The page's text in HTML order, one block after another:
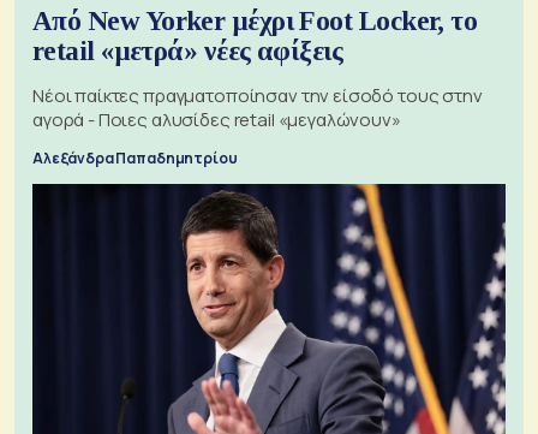
Από New Yorker μέχρι Foot Locker, το
retail «μετρά» νέες αφίξεις
Νέοι παίκτες πραγματοποίησαν την είσοδό τους στην
αγορά - Ποιες αλυσίδες retail «μεγαλώνουν»
Αλεξάνδρα Παπαδημητρίου